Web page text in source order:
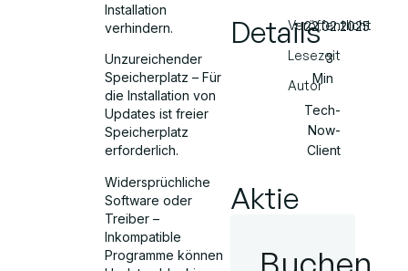
Installation
verhindern.
Unzureichender
Speicherplatz – Für
die Installation von
Updates ist freier
Speicherplatz
erforderlich.
Widersprüchliche
Software oder
Treiber –
Inkompatible
Programme können
DetailsVeröffentlicht
Lesezeit
Autor
22.02.2025
3
Min
Tech-
Now-
Client
Aktie